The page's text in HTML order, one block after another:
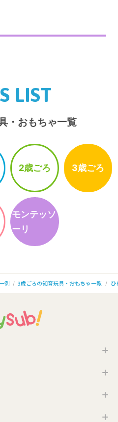
LIST
・おもちゃ一覧
2歳ごろ 3歳ごろ
モンテッソ
ーリ
例 3歳ごろの知育玩具・おもちゃ一覧 ひ
クション